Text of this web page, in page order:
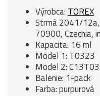
Výrobca: TOREX
Strmá 2041/12a,
70900, Czechia,
Kapacita: 16 ml
Model 1: T0323
Model 2:
Balenie: 1-pack
Farba: purpurová